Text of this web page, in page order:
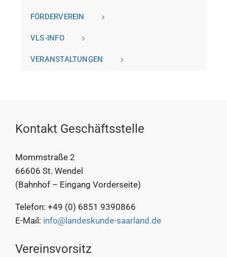
FÖRDERVEREIN
VLS-INFO
VERANSTALTUNGEN
Kontakt Geschäftsstelle
Mommstraße 2
66606 St. Wendel
(Bahnhof – Eingang Vorderseite)
Telefon: +49 (0) 6851 9390866
E-Mail: info@landeskunde-saarland.de
Vereinsvorsitz